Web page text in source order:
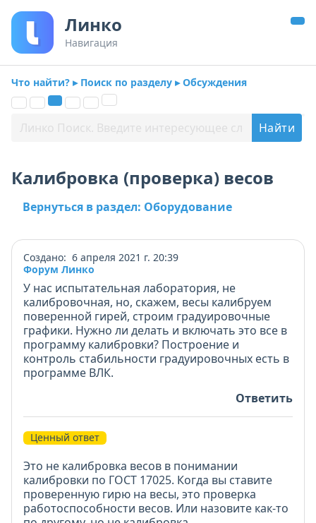
Линко
Навигация
Что найти? ▸ Поиск по разделу ▸ Обсуждения
Калибровка (проверка) весов
Вернуться в раздел: Оборудование
Создано: 6 апреля 2021 г. 20:39
Форум Линко
У нас испытательная лаборатория, не
калибровочная, но, скажем, весы калибруем
поверенной гирей, строим градуировочные
графики. Нужно ли делать и включать это все в
программу калибровки? Построение и
контроль стабильности градуировочных есть в
программе ВЛК.
Ответить
Ценный ответ
Это не калибровка весов в понимании
калибровки по ГОСТ 17025. Когда вы ставите
проверенную гирю на весы, это проверка
работоспособности весов. Или назовите как-то